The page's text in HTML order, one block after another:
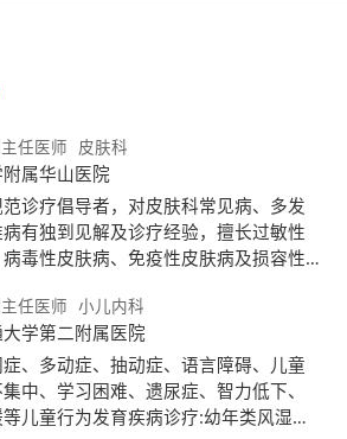
拔牙
专家，接受患者的义诊咨
学人民医院门诊楼六楼口腔
式：15377000599 027-880
肠科健康讲座
的生物反馈治疗
任医师 皮肤科
属华山医院
诊疗倡导者，对皮肤科常见病、多发
有独到见解及诊疗经验，擅长过敏性
毒性皮肤病、免疫性皮肤病及损容性
疹、斑秃、皮肤癣病、红斑狼疮、硬
、黄褐斑等疑难皮肤病，临床造诣深
任医师 小儿内科
学第二附属医院
、多动症、抽动症、语言障碍、儿童
中、学习困难、遗尿症、智力低下、
儿童行为发育疾病诊疗:幼年类风湿性